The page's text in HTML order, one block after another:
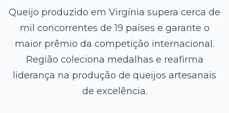
Queijo produzido em Virgínia supera cerca de
mil concorrentes de 19 países e garante o
maior prêmio da competição internacional.
Região coleciona medalhas e reafirma
liderança na produção de queijos artesanais
de excelência.